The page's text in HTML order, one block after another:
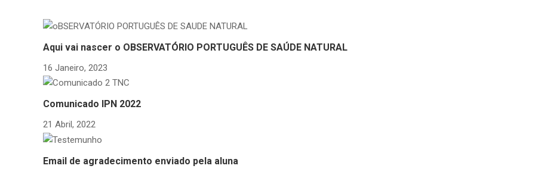
Aqui vai nascer o OBSERVATÓRIO PORTUGUÊS DE SAÚDE NATURAL
16 Janeiro, 2023
Comunicado IPN 2022
21 Abril, 2022
Email de agradecimento enviado pela aluna